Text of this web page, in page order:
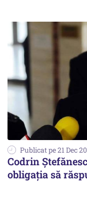
Publicat pe 21 Dec
Codrin
obligația să